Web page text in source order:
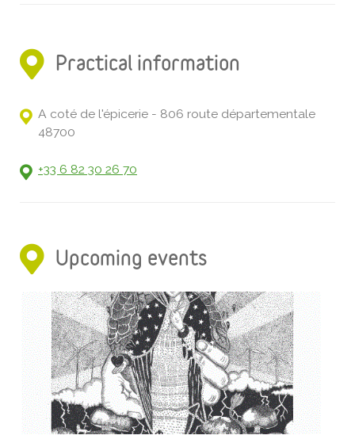
Practical information
A coté de l'épicerie - 806 route départementale
48700
+33 6 82 30 26 70
Upcoming events